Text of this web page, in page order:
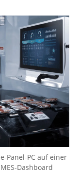
Panel-PC auf einer
Dashboard